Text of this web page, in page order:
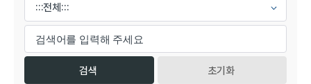
초기화